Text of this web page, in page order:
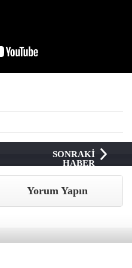
SONRAKİ
HABER
Yorum Yapın